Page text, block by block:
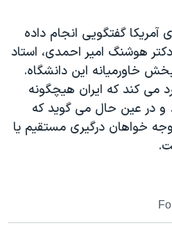
ایران
گفتگويی انجام داده
هوشنگ امير احمدی، استاد
خاورميانه اين دانشگاه.
می کند که ايران هيچگونه
و در عين حال می گويد که
خواهان درگيری مستقيم يا